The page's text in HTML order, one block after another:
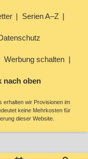
Serien A–Z
Werbung schalten
nach oben
erhalten wir Provisionen im
keine Mehrkosten für
dieser Website.